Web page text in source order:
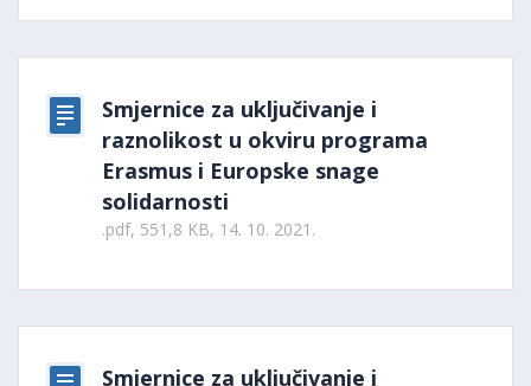
Smjernice za uključivanje i
raznolikost u okviru programa
Erasmus i Europske snage
solidarnosti
.pdf, 551,8 KB, 14. 10. 2021.
Smjernice za uključivanje i